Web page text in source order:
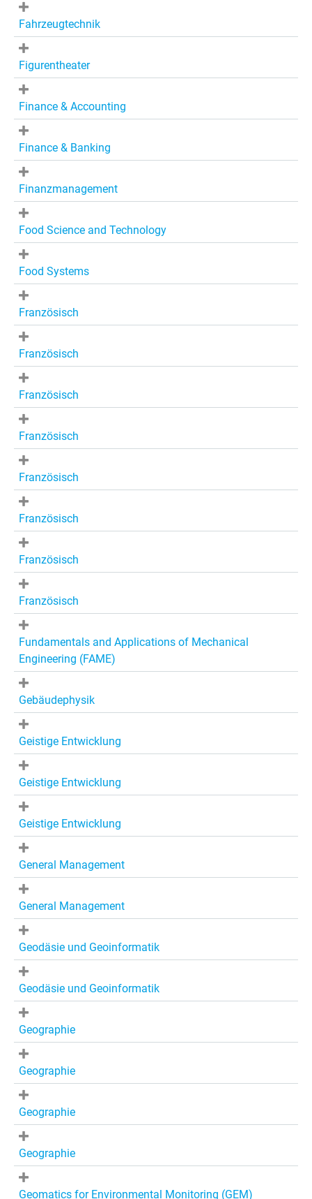
Fahrzeugtechnik
Figurentheater
Finance & Accounting
Finance & Banking
Finanzmanagement
Food Science and Technology
Food Systems
Französisch
Französisch
Französisch
Französisch
Französisch
Französisch
Französisch
Französisch
Fundamentals and Applications of Mechanical
Engineering (FAME)
Gebäudephysik
Geistige Entwicklung
Geistige Entwicklung
Geistige Entwicklung
General Management
General Management
Geodäsie und Geoinformatik
Geodäsie und Geoinformatik
Geographie
Geographie
Geographie
Geographie
Geomatics for Environmental Monitoring (GEM)